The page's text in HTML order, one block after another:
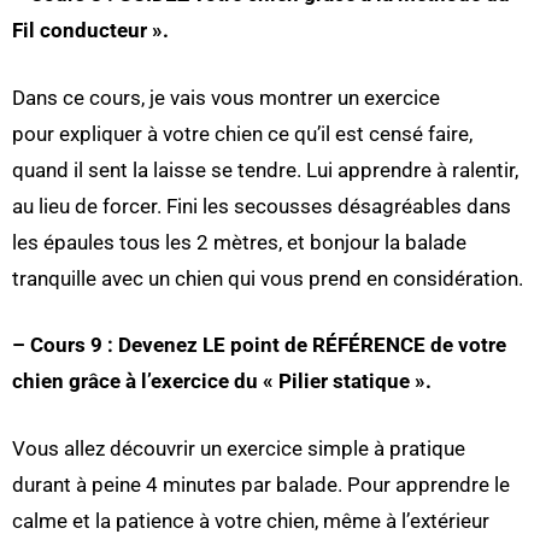
Fil conducteur ».
Dans ce cours, je vais vous montrer un exercice
pour expliquer à votre chien ce qu’il est censé faire,
quand il sent la laisse se tendre. Lui apprendre à ralentir,
au lieu de forcer. Fini les secousses désagréables dans
les épaules tous les 2 mètres, et bonjour la balade
tranquille avec un chien qui vous prend en considération.
– Cours 9 : Devenez LE point de RÉFÉRENCE de votre
chien grâce à l’exercice du « Pilier statique ».
Vous allez découvrir un exercice simple à pratique
durant à peine 4 minutes par balade. Pour apprendre le
calme et la patience à votre chien, même à l’extérieur